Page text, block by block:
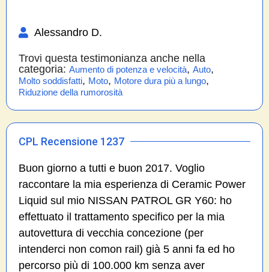
Alessandro D.
Trovi questa testimonianza anche nella
categoria: Aumento di potenza e velocità, Auto,
Molto soddisfatti, Moto, Motore dura più a lungo,
Riduzione della rumorosità
CPL Recensione 1237
Buon giorno a tutti e buon 2017. Voglio
raccontare la mia esperienza di Ceramic Power
Liquid sul mio NISSAN PATROL GR Y60: ho
effettuato il trattamento specifico per la mia
autovettura di vecchia concezione (per
intenderci non comon rail) già 5 anni fa ed ho
percorso più di 100.000 km senza aver